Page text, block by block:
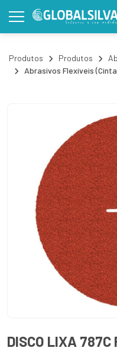
Produtos Produtos
Abrasivos Flexíveis
DISCO LIXA